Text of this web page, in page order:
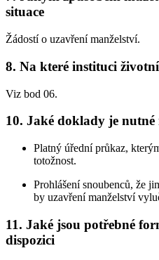
situace
Žádostí o uzavření manželství.
8. Na které instituci
Viz bod 06.
10. Jaké doklady je nutné
Platný úřední průkaz,
totožnost.
Prohlášení snoubenců, že
by uzavření manželství
11. Jaké jsou potřebné
dispozici